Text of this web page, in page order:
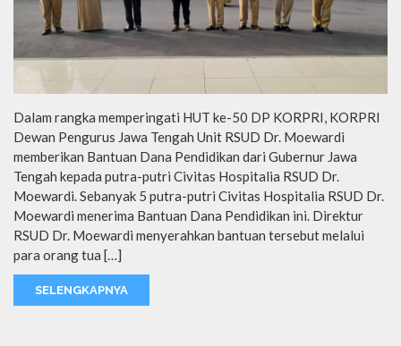
Dalam rangka memperingati HUT ke-50 DP KORPRI, KORPRI
Dewan Pengurus Jawa Tengah Unit RSUD Dr. Moewardi
memberikan Bantuan Dana Pendidikan dari Gubernur Jawa
Tengah kepada putra-putri Civitas Hospitalia RSUD Dr.
Moewardi. Sebanyak 5 putra-putri Civitas Hospitalia RSUD Dr.
Moewardi menerima Bantuan Dana Pendidikan ini. Direktur
RSUD Dr. Moewardi menyerahkan bantuan tersebut melalui
para orang tua […]
SELENGKAPNYA